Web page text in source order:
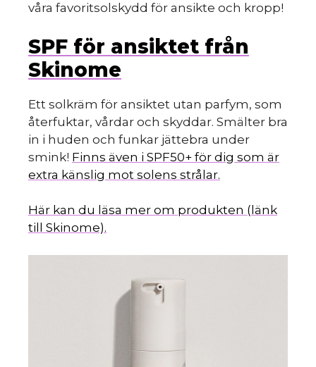
våra favoritsolskydd för ansikte och kropp!
SPF för ansiktet från
Skinome
Ett solkräm för ansiktet utan parfym, som
återfuktar, vårdar och skyddar. Smälter bra
in i huden och funkar jättebra under
smink! Finns även i SPF50+ för dig som är
extra känslig mot solens strålar.
Här kan du läsa mer om produkten (länk
till Skinome).